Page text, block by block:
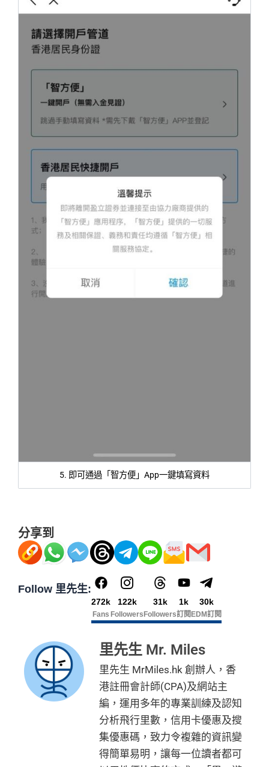
5. 即可通過「智方便」App一鍵填寫資料
分享到
Follow 里先生:
272k
Fans
122k
Followers
31k
Followers
1k
訂閱
30k
EDM訂閱
里先生 Mr. Miles
里先生 MrMiles.hk 創辦人，香
港註冊會計師(CPA)及網站主
編，運用多年的專業訓練及認知
分析飛行里數，信用卡優惠及搜
集優惠碼，致力令複雜的資訊變
得簡單易明，讓每一位讀者都可